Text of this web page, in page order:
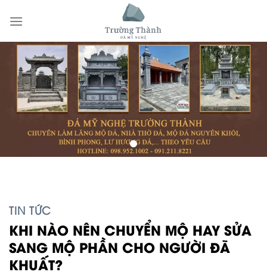
TIN TỨC
KHI NÀO NÊN CHUYỂN MỘ HAY SỬA
SANG MỘ PHẦN CHO NGƯỜI ĐÃ
KHUẤT?